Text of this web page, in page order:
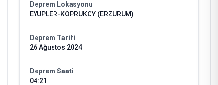
Deprem Lokasyonu
EYUPLER-KOPRUKOY (ERZURUM)
Deprem Tarihi
26 Ağustos 2024
Deprem Saati
04:21